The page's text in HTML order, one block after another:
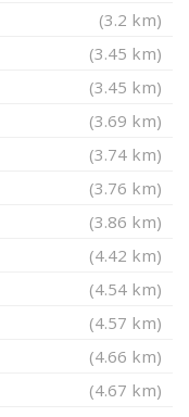
(3.2 km)
(3.45 km)
(3.45 km)
(3.69 km)
(3.74 km)
(3.76 km)
(3.86 km)
(4.42 km)
(4.54 km)
(4.57 km)
(4.66 km)
(4.67 km)